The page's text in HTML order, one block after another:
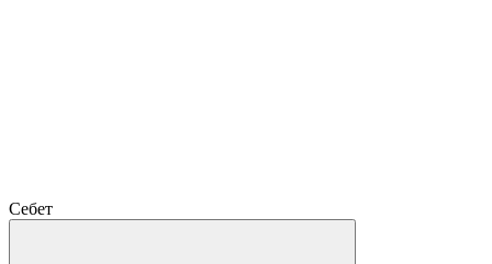
Себет